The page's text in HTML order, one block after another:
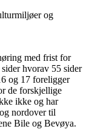
og
med frist for
hvorav 55 sider
og 17 foreligger
de forskjellige
ikke og har
nordover til
Bile og Bevøya.